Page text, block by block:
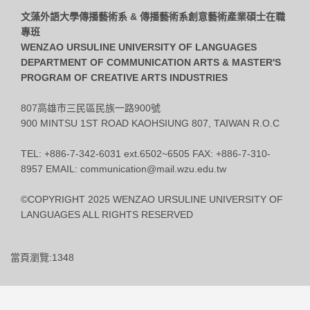
文藻外語大學傳播藝術系 & 傳播藝術系創意藝術產業碩士在職
專班
WENZAO URSULINE UNIVERSITY OF LANGUAGES
DEPARTMENT OF COMMUNICATION ARTS & MASTER'S
PROGRAM OF CREATIVE ARTS INDUSTRIES
807高雄市三民區民族一路900號
900 MINTSU 1ST ROAD KAOHSIUNG 807, TAIWAN R.O.C
TEL: +886-7-342-6031 ext.6502~6505 FAX: +886-7-310-
8957 EMAIL: communication@mail.wzu.edu.tw
©COPYRIGHT 2025 WENZAO URSULINE UNIVERSITY OF
LANGUAGES ALL RIGHTS RESERVED
當頁瀏覽:1348